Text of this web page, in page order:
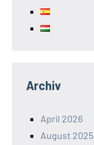
Archiv
April 2026
August 2025